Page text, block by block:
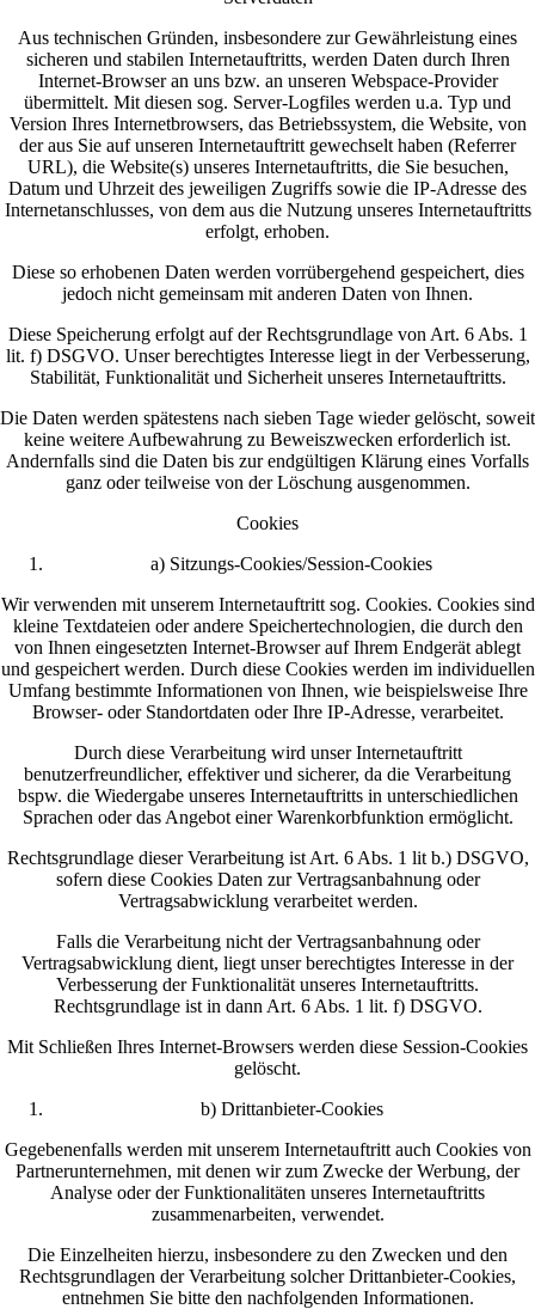
Aus technischen Gründen, insbesondere zur Gewährleistung eines
sicheren und stabilen Internetauftritts, werden Daten durch Ihren
Internet-Browser an uns bzw. an unseren Webspace-Provider
übermittelt. Mit diesen sog. Server-Logfiles werden u.a. Typ und
Version Ihres Internetbrowsers, das Betriebssystem, die Website, von
der aus Sie auf unseren Internetauftritt gewechselt haben (Referrer
URL), die Website(s) unseres Internetauftritts, die Sie besuchen,
Datum und Uhrzeit des jeweiligen Zugriffs sowie die IP-Adresse des
Internetanschlusses, von dem aus die Nutzung unseres Internetauftritts
erfolgt, erhoben.
Diese so erhobenen Daten werden vorrübergehend gespeichert, dies
jedoch nicht gemeinsam mit anderen Daten von Ihnen.
Diese Speicherung erfolgt auf der Rechtsgrundlage von Art. 6 Abs. 1
lit. f) DSGVO. Unser berechtigtes Interesse liegt in der Verbesserung,
Stabilität, Funktionalität und Sicherheit unseres Internetauftritts.
Die Daten werden spätestens nach sieben Tage wieder gelöscht, soweit
keine weitere Aufbewahrung zu Beweiszwecken erforderlich ist.
Andernfalls sind die Daten bis zur endgültigen Klärung eines Vorfalls
ganz oder teilweise von der Löschung ausgenommen.
Cookies
a) Sitzungs-Cookies/Session-Cookies
Wir verwenden mit unserem Internetauftritt sog. Cookies. Cookies sind
kleine Textdateien oder andere Speichertechnologien, die durch den
von Ihnen eingesetzten Internet-Browser auf Ihrem Endgerät ablegt
und gespeichert werden. Durch diese Cookies werden im individuellen
Umfang bestimmte Informationen von Ihnen, wie beispielsweise Ihre
Browser- oder Standortdaten oder Ihre IP-Adresse, verarbeitet.
Durch diese Verarbeitung wird unser Internetauftritt
benutzerfreundlicher, effektiver und sicherer, da die Verarbeitung
bspw. die Wiedergabe unseres Internetauftritts in unterschiedlichen
Sprachen oder das Angebot einer Warenkorbfunktion ermöglicht.
Rechtsgrundlage dieser Verarbeitung ist Art. 6 Abs. 1 lit b.) DSGVO,
sofern diese Cookies Daten zur Vertragsanbahnung oder
Vertragsabwicklung verarbeitet werden.
Falls die Verarbeitung nicht der Vertragsanbahnung oder
Vertragsabwicklung dient, liegt unser berechtigtes Interesse in der
Verbesserung der Funktionalität unseres Internetauftritts.
Rechtsgrundlage ist in dann Art. 6 Abs. 1 lit. f) DSGVO.
Mit Schließen Ihres Internet-Browsers werden diese Session-Cookies
gelöscht.
b) Drittanbieter-Cookies
Gegebenenfalls werden mit unserem Internetauftritt auch Cookies von
Partnerunternehmen, mit denen wir zum Zwecke der Werbung, der
Analyse oder der Funktionalitäten unseres Internetauftritts
zusammenarbeiten, verwendet.
Die Einzelheiten hierzu, insbesondere zu den Zwecken und den
Rechtsgrundlagen der Verarbeitung solcher Drittanbieter-Cookies,
entnehmen Sie bitte den nachfolgenden Informationen.